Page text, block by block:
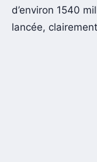
d’environ 1540
lancée,